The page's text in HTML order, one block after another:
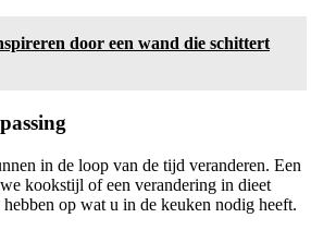
door een wand die schittert
in de loop van de tijd veranderen. Een
kookstijl of een verandering in dieet
op wat u in de keuken nodig heeft.